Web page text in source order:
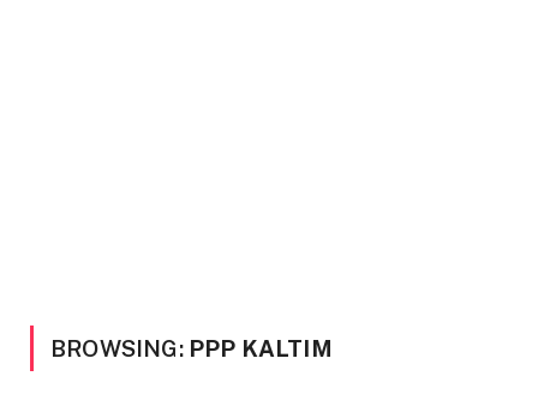
BROWSING: PPP KALTIM